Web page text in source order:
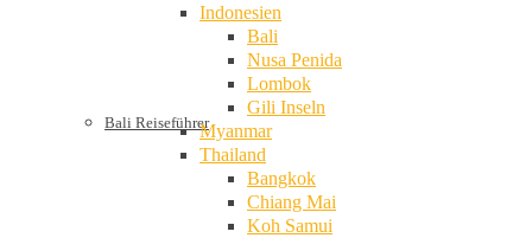
Bali Reiseführer
Indonesien
Bali
Nusa Penida
Lombok
Gili Inseln
Myanmar
Thailand
Bangkok
Chiang Mai
Koh Samui